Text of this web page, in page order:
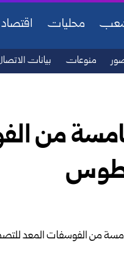
محليات اقتصاد
منوعات بيانات
من